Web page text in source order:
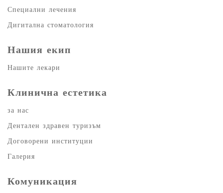
Специални лечения
Дигитална стоматология
Нашия екип
Нашите лекари
Клинична естетика
за нас
Дентален здравен туризъм
Договорени институции
Галерия
Комуникация